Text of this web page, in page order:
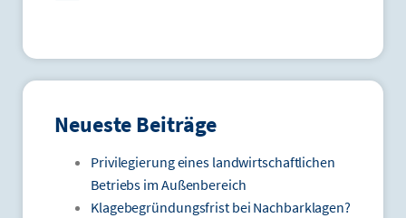
Neueste Beiträge
Privilegierung eines landwirtschaftlichen
Betriebs im Außenbereich
Klagebegründungsfrist bei Nachbarklagen?